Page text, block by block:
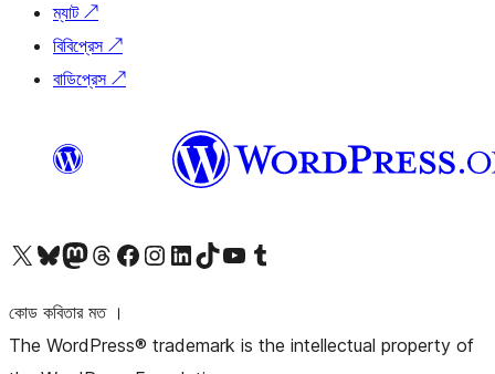
ম্যাট ↗
বিবিপ্রেস ↗
বাডিপ্রেস ↗
আমাদের X (আগের টুইটার) অ্যাকাউন্টে যানআমাদের Bluesky অ্যাকাউন্টটি দেখুনআমাদের মাস্টোডন অ্যাকাউন্টটি দেখুনআমাদের থ্রেডস অ্যাকাউন্টটি দেখুনআমাদের ফেসবুক পেজ দেখুনআমাদের ইন্সটাগ্রাম অ্যাকাউন্ট দেখুনআমাদের লিঙ্কডইন অ্যাকাউন্টে যানআমাদের TikTok অ্যাকাউন্টটি দেখুনআমাদের ইউটিউব চ্যানেলে যান আমাদের টাম্বলার অ্যাকাউন্ট দেখুন
কোড কবিতার মত ।
The WordPress® trademark is the intellectual property of